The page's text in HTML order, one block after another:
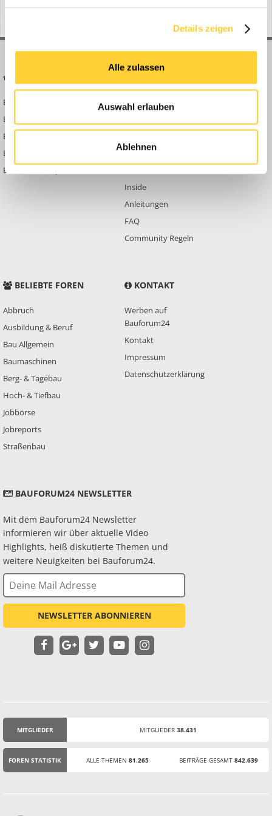
Details zeigen
Alle zulassen
Auswahl erlauben
Ablehnen
Bauforum24 News
Bauforum24 TV
BF24 Mediathek
BF24 Fotostrecken
Bauforum Shop
Registrieren
Neue Themen
Inside
Anleitungen
FAQ
Community Regeln
BELIEBTE FOREN
Abbruch
Ausbildung & Beruf
Bau Allgemein
Baumaschinen
Berg- & Tagebau
Hoch- & Tiefbau
Jobbörse
Jobreports
Straßenbau
KONTAKT
Werben auf
Bauforum24
Kontakt
Impressum
Datenschutzerklärung
BAUFORUM24 NEWSLETTER
Mit dem Bauforum24 Newsletter
informieren wir über aktuelle Video
Highlights, heiß diskutierte Themen und
weitere Neuigkeiten bei Bauforum24.
NEWSLETTER ABONNIEREN
MITGLIEDER MITGLIEDER 38.431
FOREN STATISTIK ALLE THEMEN 81.265 BEITRÄGE GESAMT 842.639